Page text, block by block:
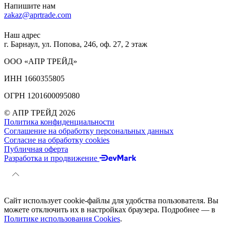
Напишите нам
zakaz@aprtrade.com
Наш адрес
г. Барнаул, ул. Попова, 246, оф. 27, 2 этаж
ООО «АПР ТРЕЙД»
ИНН 1660355805
ОГРН 1201600095080
© АПР ТРЕЙД 2026
Политика конфиденциальности
Соглашение на обработку персональных данных
Согласие на обработку cookies
Публичная оферта
Разработка и продвижение
Сайт использует cookie-файлы для удобства пользователя. Вы
можете отключить их в настройках браузера. Подробнее — в
Политике использования Cookies.